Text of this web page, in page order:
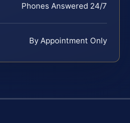
Phones Answered 24/7
By Appointment Only